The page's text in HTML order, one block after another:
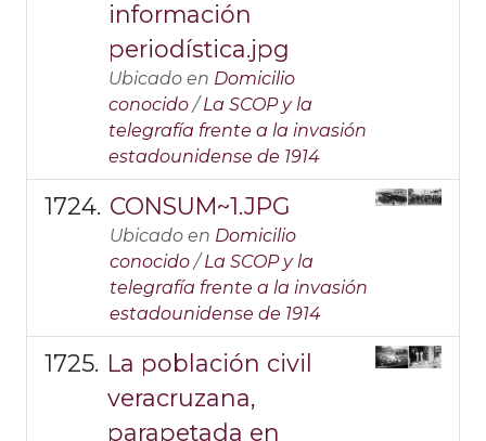
información
periodística.jpg
Ubicado en Domicilio
conocido /La SCOP y la
telegrafía frente a la invasión
estadounidense de 1914
CONSUM~1.JPG
Ubicado en Domicilio
conocido /La SCOP y la
telegrafía frente a la invasión
estadounidense de 1914
La población civil
veracruzana,
parapetada en